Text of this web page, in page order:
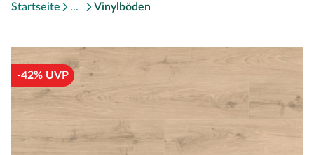
Startseite Vinylböden
-42% UVP